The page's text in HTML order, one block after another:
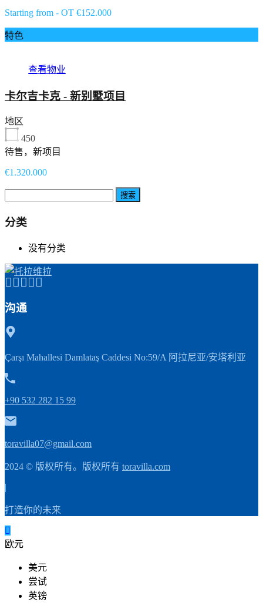
Starting from - OT €152.000
特色
查看物业
卡尔吉卡克 - 新别墅项目
地区
450
待售，新项目
€1.320.000
分类
没有分类
沟通
Çarşı Mahallesi Damlataş Caddesi No:59/A 阿拉尼亚/安塔利亚
+90 532 282 15 99
toravilla07@gmail.com
2024 © 版权所有。版权所有 toravilla.com
|
打造你的未来
欧元
美元
尝试
英镑